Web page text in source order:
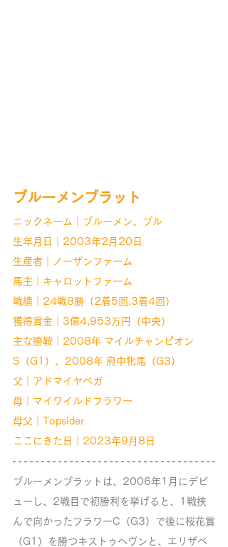
ブルーメンブラット
ニックネーム｜ブルーメン、ブル
生年月日｜2003年2月20日
生産者｜ノーザンファーム
馬主｜キャロットファーム
戦績｜24戦8勝（2着5回,3着4回）
獲得賞金｜3億4,953万円（中央）
主な勝鞍｜2008年 マイルチャンピオン
S（G1）、2008年 府中牝馬（G3）
父｜アドマイヤベガ
母｜マイワイルドフラワー
母父｜Topsider
ここにきた日｜2023年9月8日
ブルーメンブラットは、2006年1月にデビ
ューし、2戦目で初勝利を挙げると、1戦挟
んで向かったフラワーC（G3）で後に桜花賞
（G1）を勝つキストゥヘヴンと、エリザベ